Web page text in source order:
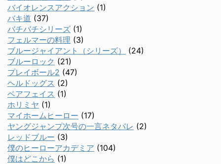
バイオレンスアクション (1)
バキ道 (37)
バチバチシリーズ (1)
フェルマーの料理 (3)
ブルージャイアント（シリーズ）
(24)
ブルーロック (21)
プレイボール2 (47)
ヘルドッグス (2)
ベアフェイス (1)
ホリミヤ (1)
マイホームヒーロー (17)
ヤングジャンプ次号の一言ネタバレ (2)
レッドブルー (3)
僕のヒーローアカデミア (104)
僕はどこから (1)